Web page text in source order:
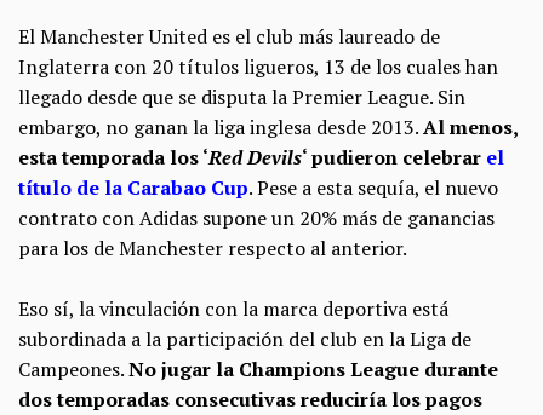
El Manchester United es el club más laureado de
Inglaterra con 20 títulos ligueros, 13 de los cuales han
llegado desde que se disputa la Premier League. Sin
embargo, no ganan la liga inglesa desde 2013.Al menos,
esta temporada los ‘Red Devils‘ pudieron celebrar el
título de la Carabao Cup. Pese a esta sequía, el nuevo
contrato con Adidas supone un 20% más de ganancias
para los de Manchester respecto al anterior.
Eso sí, la vinculación con la marca deportiva está
subordinada a la participación del club en la Liga de
Campeones.No jugar la Champions League durante
dos temporadas consecutivas reduciría los pagos